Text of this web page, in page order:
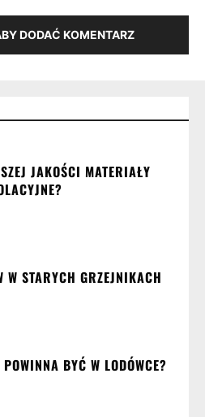
DODAĆ KOMENTARZ
JAKOŚCI MATERIAŁY
W STARYCH GRZEJNIKACH
BYĆ W LODÓWCE?